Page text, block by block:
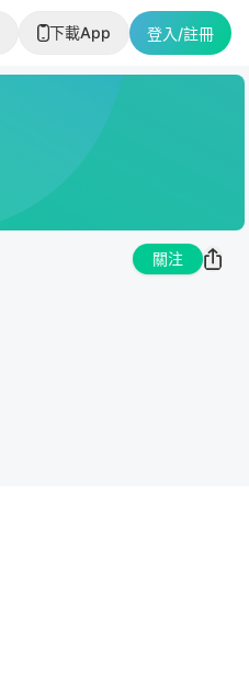
下載App 登入/註冊
關注